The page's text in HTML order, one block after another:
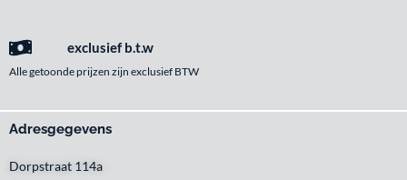
exclusief b.t.w
Alle getoonde prijzen zijn exclusief BTW
Adresgegevens
Dorpstraat 114a